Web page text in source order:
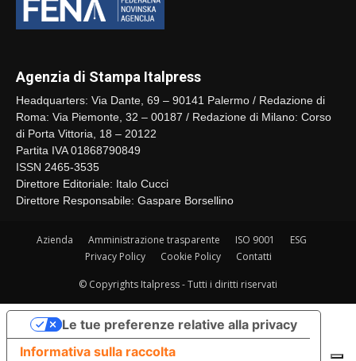
Agenzia di Stampa Italpress
Headquarters: Via Dante, 69 – 90141 Palermo / Redazione di
Roma: Via Piemonte, 32 – 00187 / Redazione di Milano: Corso
di Porta Vittoria, 18 – 20122
Partita IVA 01868790849
ISSN 2465-3535
Direttore Editoriale: Italo Cucci
Direttore Responsabile: Gaspare Borsellino
Azienda Amministrazione trasparente ISO 9001
ESG
Privacy Policy
Cookie Policy Contatti
© Copyrights Italpress - Tutti i diritti riservati
Informativa sulla raccolta
Le tue preferenze relative alla privacy